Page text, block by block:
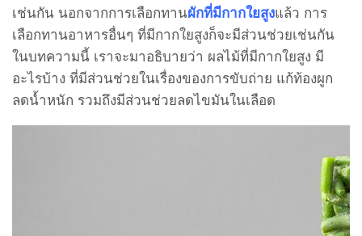
เช่นกัน นอกจากการเลือกทานผักที่มีกากใยสูงแล้ว การ
เลือกทานอาหารอื่นๆ ที่มีกากใยสูงก็จะมีส่วนช่วยเช่นกัน
ในบทความนี้ เราจะมาอธิบายว่า ผลไม้ที่มีกากใยสูง มี
อะไรบ้าง ที่มีส่วนช่วยในเรื่องของการขับถ่าย แก้ท้องผูก
ลดน้ำหนัก รวมถึงมีส่วนช่วยลดไขมันในเลือด